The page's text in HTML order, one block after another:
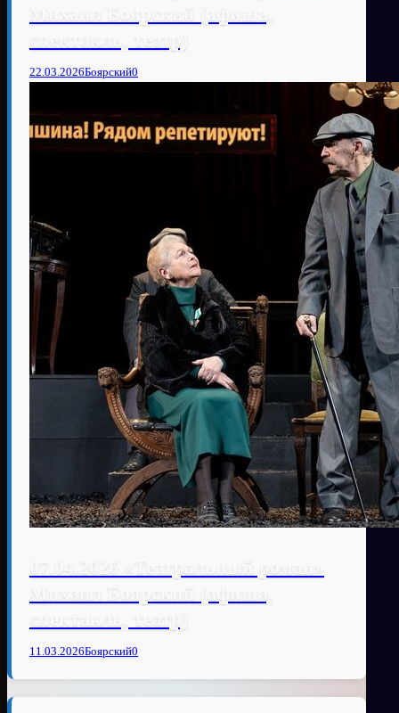
Михаил Боярский (афиша,
спектакль, театр)
22.03.2026Боярский0
07.04.2026 «Театральный роман»
Михаил Боярский (афиша,
спектакль, театр)
11.03.2026Боярский0